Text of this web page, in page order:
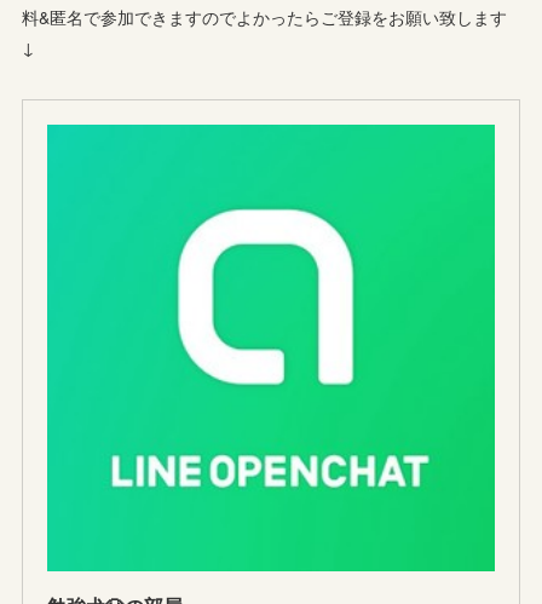
料&匿名で参加できますのでよかったらご登録をお願い致します
↓